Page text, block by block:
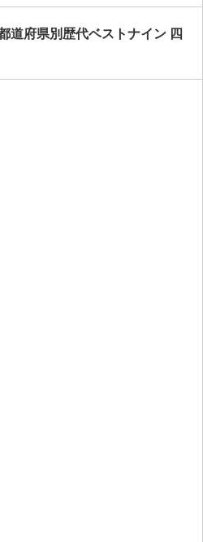
道府県別歴代ベストナイン 四